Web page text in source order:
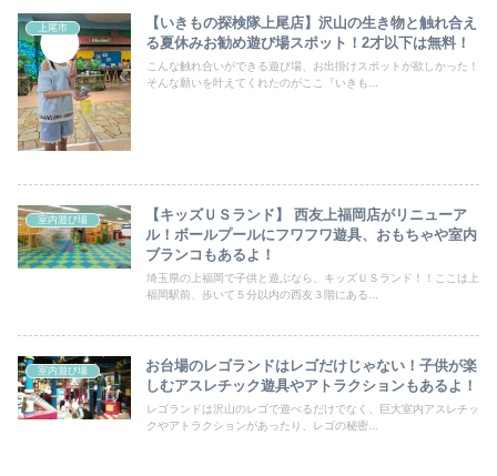
上尾市
【いきもの探検隊上尾店】沢山の生き物と触れ合え
る夏休みお勧め遊び場スポット！2才以下は無料！
こんな触れ合いができる遊び場、お出掛けスポットが欲しかった！
そんな願いを叶えてくれたのがここ『いきも...
室内遊び場
【キッズＵＳランド】 西友上福岡店がリニューア
ル！ボールプールにフワフワ遊具、おもちゃや室内
ブランコもあるよ！
埼玉県の上福岡で子供と遊ぶなら、キッズＵＳランド！！ここは上
福岡駅前、歩いて５分以内の西友３階にある...
室内遊び場
お台場のレゴランドはレゴだけじゃない！子供が楽
しむアスレチック遊具やアトラクションもあるよ！
レゴランドは沢山のレゴで遊べるだけでなく、巨大室内アスレチッ
クやアトラクションがあったり、レゴの秘密...